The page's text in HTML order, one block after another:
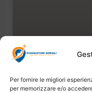
Per fornire le migliori
per memorizzare e/o